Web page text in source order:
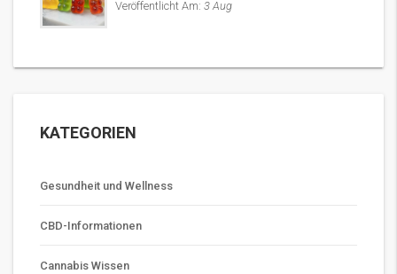
Veröffentlicht Am: 3 Aug
KATEGORIEN
Gesundheit und Wellness
CBD-Informationen
Cannabis Wissen